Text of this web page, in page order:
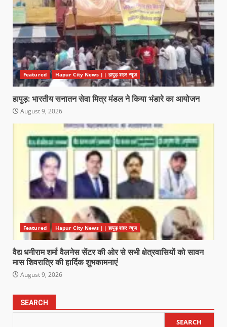
Featured Hapur City News || हापुड़ शहर न्यूज़
हापुड़: भारतीय सनातन सेवा मित्र मंडल ने किया भंडारे का आयोजन
August 9, 2026
Featured Hapur City News || हापुड़ शहर न्यूज़
वैद्य धनीराम शर्मा वैलनेस सेंटर की ओर से सभी क्षेत्रवासियों को सावन
मास शिवरात्रि की हार्दिक शुभकामनाएं
August 9, 2026
SEARCH
SEARCH